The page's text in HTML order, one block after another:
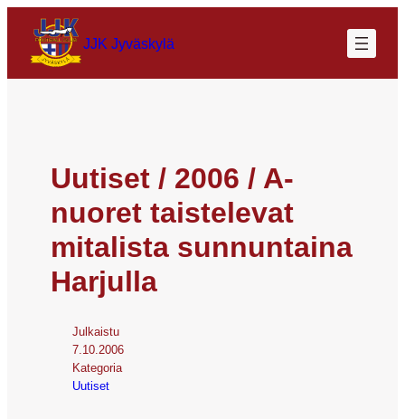
JJK Jyväskylä
Uutiset / 2006 / A-
nuoret taistelevat
mitalista sunnuntaina
Harjulla
Julkaistu
7.10.2006
Kategoria
Uutiset